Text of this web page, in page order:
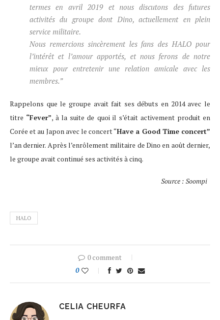
termes en avril 2019 et nous discutons des futures
activités du groupe dont Dino, actuellement en plein
service militaire.
Nous remercions sincèrement les fans des HALO pour
l’intérêt et l’amour apportés, et nous ferons de notre
mieux pour entretenir une relation amicale avec les
membres.”
Rappelons que le groupe avait fait ses débuts en 2014 avec le
titre “Fever”, à la suite de quoi il s’était activement produit en
Corée et au Japon avec le concert “Have a Good Time concert”
l’an dernier. Après l’enrôlement militaire de Dino en août dernier,
le groupe avait continué ses activités à cinq.
Source : Soompi
HALO
0 comment
0
CELIA CHEURFA